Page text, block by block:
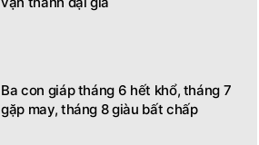
Ba con giáp tháng 6 hết khổ, tháng 7
gặp may, tháng 8 giàu bất chấp